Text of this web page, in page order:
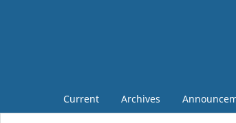
Current Archives